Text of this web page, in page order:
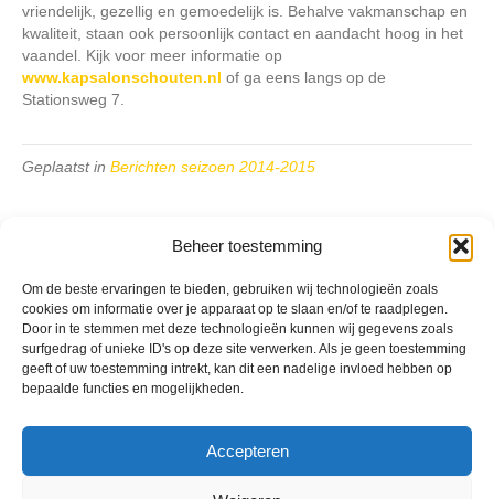
Beheer toestemming
Om de beste ervaringen te bieden, gebruiken wij technologieën zoals
cookies om informatie over je apparaat op te slaan en/of te raadplegen.
Door in te stemmen met deze technologieën kunnen wij gegevens zoals
surfgedrag of unieke ID's op deze site verwerken. Als je geen toestemming
geeft of uw toestemming intrekt, kan dit een nadelige invloed hebben op
bepaalde functies en mogelijkheden.
Accepteren
vriendelijk, gezellig en gemoedelijk is. Behalve vakmanschap en
kwaliteit, staan ook persoonlijk contact en aandacht hoog in het
vaandel. Kijk voor meer informatie op
www.kapsalonschouten.nl of ga eens langs op de
Stationsweg 7.
Geplaatst in Berichten seizoen 2014-2015
VV Reiger Boys
De Wending, Lotte Beesedijk 1
1705 NA Heerhugowaard
Reglementen